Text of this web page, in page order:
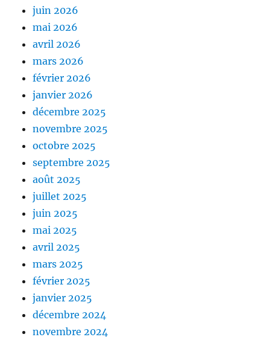
juin 2026
mai 2026
avril 2026
mars 2026
février 2026
janvier 2026
décembre 2025
novembre 2025
octobre 2025
septembre 2025
août 2025
juillet 2025
juin 2025
mai 2025
avril 2025
mars 2025
février 2025
janvier 2025
décembre 2024
novembre 2024